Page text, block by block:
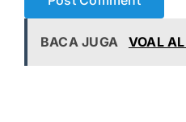
BACA JUGA VOAL